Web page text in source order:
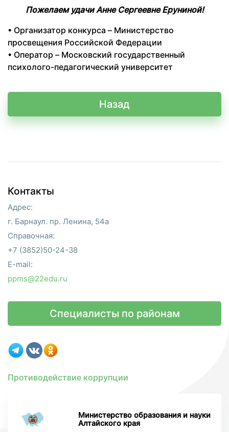
Пожелаем удачи Анне Сергеевне Еруниной!
• Организатор конкурса – Министерство
просвещения Российской Федерации
• Оператор – Московский государственный
психолого-педагогический университет
Назад
Контакты
Адрес:
г. Барнаул. пр. Ленина, 54а
Справочная:
+7 (3852)50-24-38
E-mail:
ppms@22edu.ru
Специалисты по районам
Противодействие коррупции
Министерство образования и науки
Алтайского края